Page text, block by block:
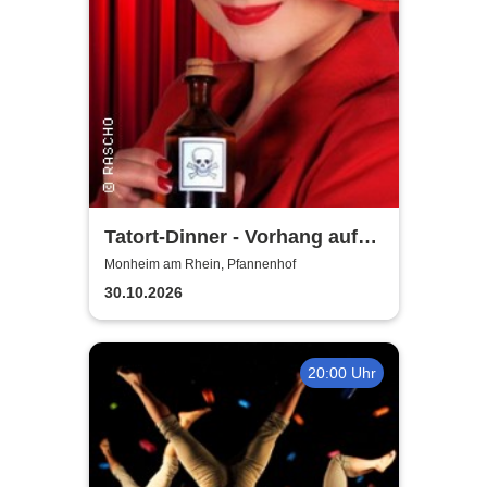
Tatort-Dinner - Vorhang auf
für Mord
Monheim am Rhein, Pfannenhof
30.10.2026
20:00 Uhr